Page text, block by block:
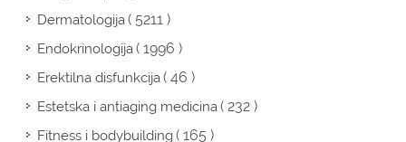
Dermatologija( 5211 )
Endokrinologija( 1996 )
Erektilna disfunkcija( 46 )
Estetska i antiaging medicina( 232 )
Fitness i bodybuilding( 165 )